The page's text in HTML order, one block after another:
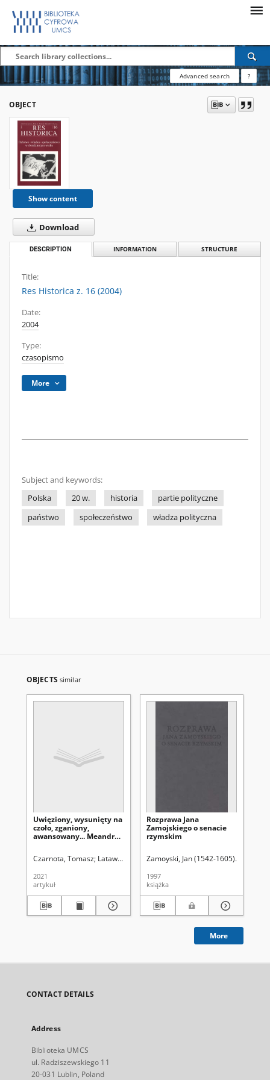
Advanced search ?
OBJECT
Show content
Download
DESCRIPTION INFORMATION STRUCTURE
Title:
Res Historica z. 16 (2004)
Date:
2004
Type:
czasopismo
More
Subject and keywords:
Polska
20 w. historia
partie polityczne
państwo
społeczeństwo władza polityczna
OBJECTS similar
Uwięziony, wysunięty na
czoło, zganiony,
awansowany... Meandry
działacza partyjnego i
Czarnota, Tomasz Latawiec, Krzysztof. Red. Uniwersytet Marii Curie-
2021
artykuł
Rozprawa Jana
Zamojskiego o senacie
rzymskim
Zamoyski, Jan (1542-1605)
1997
książka
More
CONTACT DETAILS
Address
Biblioteka UMCS
ul. Radziszewskiego 11
20-031 Lublin, Poland